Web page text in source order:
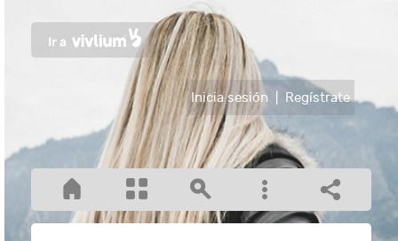
Inicia sesión Regístrate